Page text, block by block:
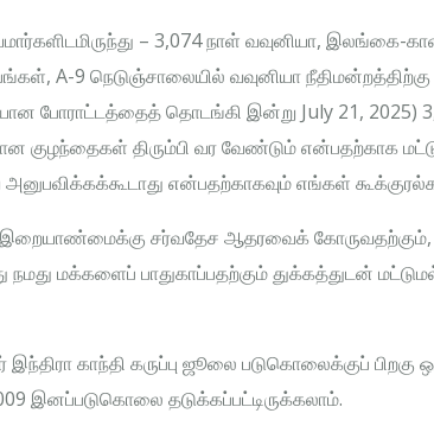
– 3,074 நாள் வவுனியா,
A-9 நெடுஞ்சாலையில் வவுனியா
போராட்டத்தைத் தொடங்கி இன்று July 21, 2025)
குழந்தைகள் திரும்பி வர வேண்டும் என்பதற்காக
என்பதற்காகவும் எங்கள்
இறையாண்மைக்கு சர்வதேச ஆதரவைக் கோருவதற்கும்,
மக்களைப் பாதுகாப்பதற்கும் துக்கத்துடன்
காந்தி கருப்பு ஜூலை படுகொலைக்குப் பிறகு
இனப்படுகொலை தடுக்கப்பட்டிருக்கலாம்.